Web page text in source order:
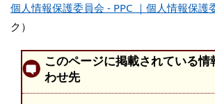
個人情報保護委員会 - PPC ｜個人情報保護
ク）
このページに掲載されている情
わせ先